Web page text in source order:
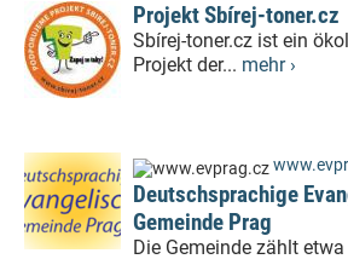
Projekt Sbírej-toner.cz
Sbírej-toner.cz ist ein
Projekt der... mehr ›
Deutschsprachige
Gemeinde Prag
Die Gemeinde zählt